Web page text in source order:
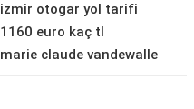
izmir otogar yol tarifi
1160 euro kaç tl
marie claude vandewalle